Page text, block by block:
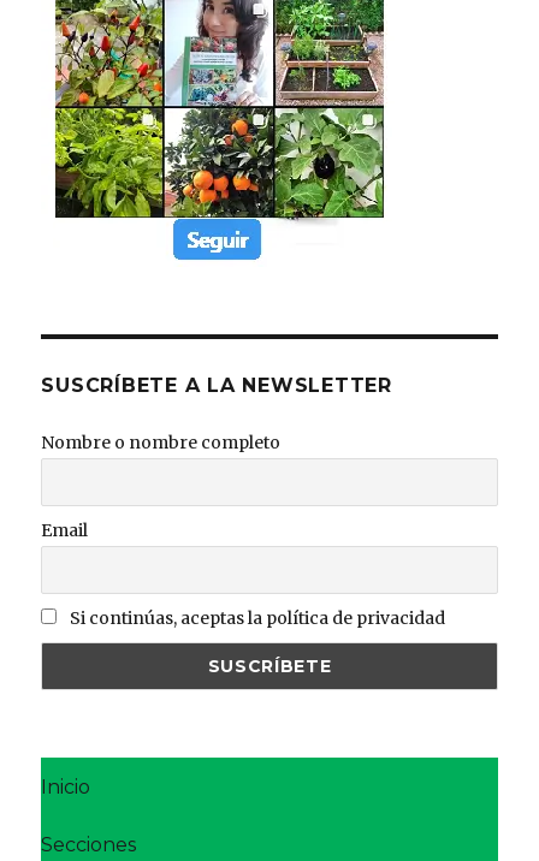
SUSCRÍBETE A LA NEWSLETTER
Nombre o nombre completo
Email
Si continúas, aceptas la política de privacidad
Inicio
Secciones